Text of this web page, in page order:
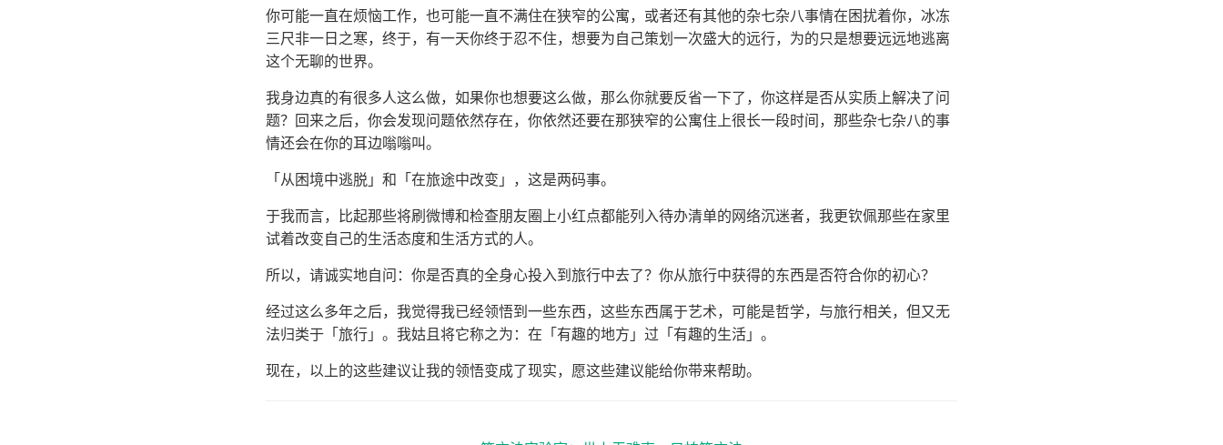
你可能一直在烦恼工作，也可能一直不满住在狭窄的公寓，或者还有其他的杂七杂八事情在困扰着你，冰冻
三尺非一日之寒，终于，有一天你终于忍不住，想要为自己策划一次盛大的远行，为的只是想要远远地逃离
这个无聊的世界。
我身边真的有很多人这么做，如果你也想要这么做，那么你就要反省一下了，你这样是否从实质上解决了问
题？回来之后，你会发现问题依然存在，你依然还要在那狭窄的公寓住上很长一段时间，那些杂七杂八的事
情还会在你的耳边嗡嗡叫。
「从困境中逃脱」和「在旅途中改变」，这是两码事。
于我而言，比起那些将刷微博和检查朋友圈上小红点都能列入待办清单的网络沉迷者，我更钦佩那些在家里
试着改变自己的生活态度和生活方式的人。
所以，请诚实地自问：你是否真的全身心投入到旅行中去了？你从旅行中获得的东西是否符合你的初心？
经过这么多年之后，我觉得我已经领悟到一些东西，这些东西属于艺术，可能是哲学，与旅行相关，但又无
法归类于「旅行」。我姑且将它称之为：在「有趣的地方」过「有趣的生活」。
现在，以上的这些建议让我的领悟变成了现实，愿这些建议能给你带来帮助。